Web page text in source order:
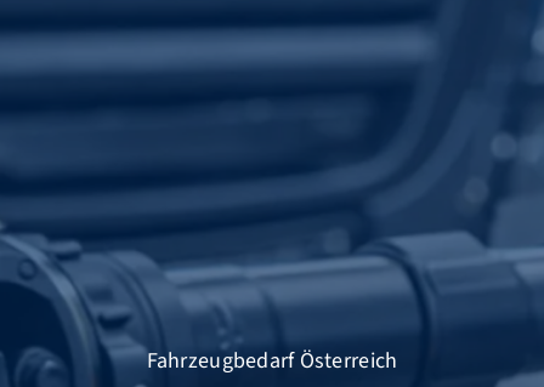
FZB ALU
STANDORTE
BLOG
Fahrzeugbedarf Österreich